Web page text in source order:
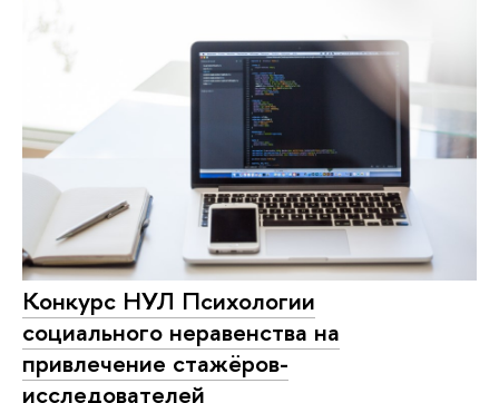
Конкурс НУЛ Психологии
социального неравенства на
привлечение стажёров-
исследователей